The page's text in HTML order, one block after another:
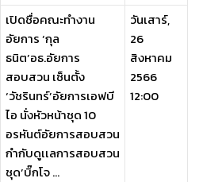
เปิดชื่อคณะทำงาน
อัยการ ‘กุล
ธนิต’อธ.อัยการ
สอบสวน เซ็นตั้ง
‘วัชรินทร์’อัยการเอฟบี
ไอ นั่งหัวหน้าชุด 10
อรหันต์อัยการสอบสวน
กำกับดูเเลการสอบสวน
ชุด’บิ๊กโจ ...
วันเสาร์,
26
สิงหาคม
2566
12:00